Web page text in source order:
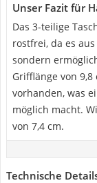
Unser Fazit für
Das 3-teilige
rostfrei, da es
sondern
Grifflänge von
vorhanden, was
möglich macht.
von 7,4 cm.
Technische